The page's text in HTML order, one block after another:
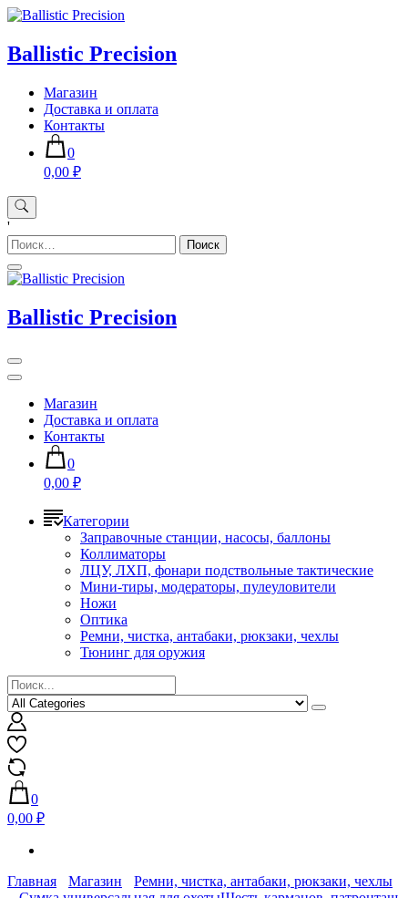
Skip
content
Ballistic Precision
Магазин
Доставка и оплата
Контакты
0
0,00 ₽
'
Найти:
Ballistic Precision
Магазин
Доставка и оплата
Контакты
0
0,00 ₽
Категории
Заправочные станции, насосы, баллоны
Коллиматоры
ЛЦУ, ЛХП, фонари подствольные тактические
Мини-тиры, модераторы, пулеуловители
Ножи
Оптика
Ремни, чистка, антабаки, рюкзаки, чехлы
Тюнинг для оружия
0
0,00 ₽
Главная Магазин
Ремни, чистка, антабаки, рюкзаки, чехлы